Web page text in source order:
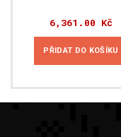
6,361.00 Kč
PŘIDAT DO KOŠÍKU